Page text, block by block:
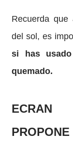
Recuerda que
del sol, es
si has
quemado.